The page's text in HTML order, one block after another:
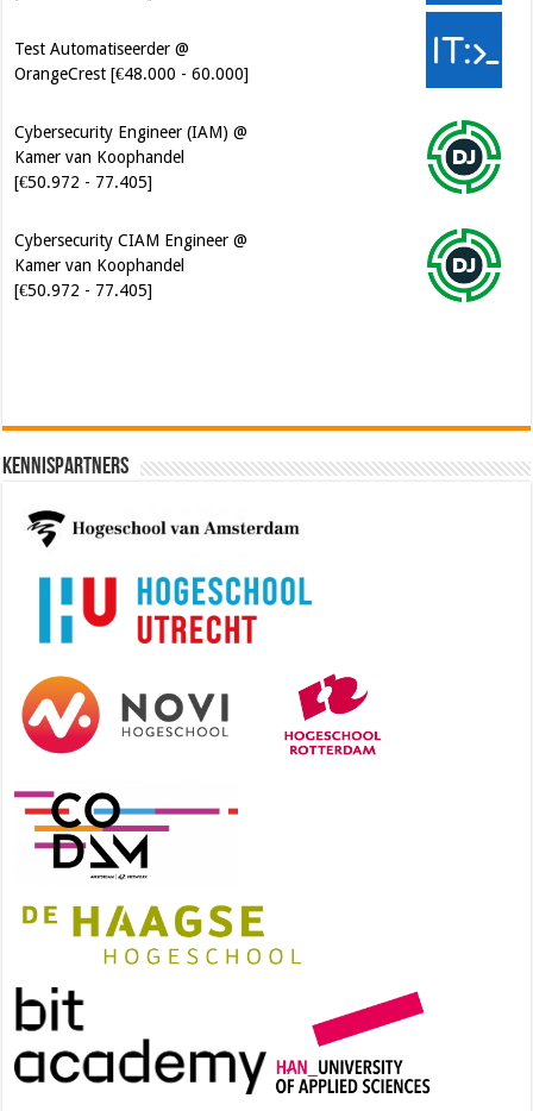
Cybersecurity Engineer (IAM) @
Kamer van Koophandel
Cybersecurity CIAM Engineer @
Kamer van Koophandel
Software Architect @ Ilionx
[€60.000 - 90.000]
Kennispartners